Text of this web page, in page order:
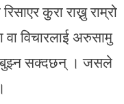
कुरा राख्नु राम्रो
विचारलाई अरुसामु
बुझ्न सक्दछन् । जसले